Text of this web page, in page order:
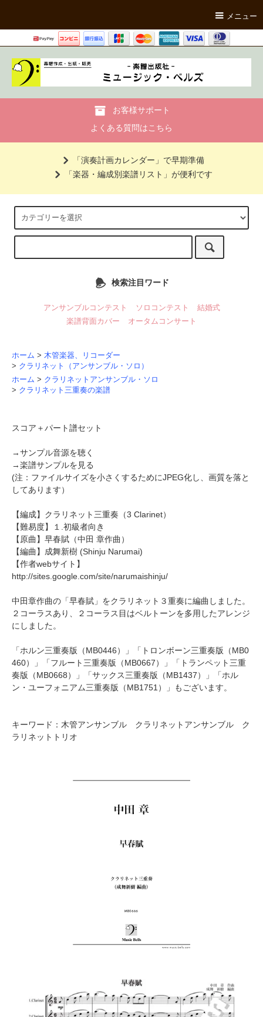
メニュー
お客様サポート
よくある質問はこちら
「演奏計画カレンダー」で早期準備
「楽器・編成別楽譜リスト」が便利です
検索注目ワード
アンサンブルコンテスト ソロコンテスト
結婚式
楽譜背面カバー
オータムコンサート
ホーム > 木管楽器、リコーダー
> クラリネット（アンサンブル・ソロ）
ホーム > クラリネットアンサンブル・ソロ
> クラリネット三重奏の楽譜
スコア＋パート譜セット
→サンプル音源を聴く
→楽譜サンプルを見る
(注：ファイルサイズを小さくするためにJPEG化し、画質を落と
してあります）
【編成】 クラリネット三重奏 （3 Clarinet）
【難易度】１.初級者向き
【原曲】 早春賦 （中田 章作曲）
【編曲】 成舞新樹 (Shinju Narumai)
【作者webサイト】
http://sites.google.com/site/narumaishinju/
中田章作曲の「早春賦」をクラリネット３重奏に編曲しました。
２コーラスあり、２コーラス目はベルトーンを多用したアレンジ
にしました。
「ホルン三重奏版（MB0446） 」「 トロンボーン三重奏版（MB0
460）
」「フルート三重奏版（MB0667） 」「 トランペット三重
奏版（MB0668）
」「サックス三重奏版（MB1437） 」「ホル
ン・ユーフォニアム三重奏版（MB1751）
」もございます。
キーワード：木管アンサンブル クラリネットアンサンブル ク
ラリネットトリオ